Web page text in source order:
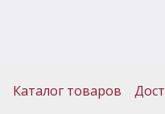
Каталог товаров